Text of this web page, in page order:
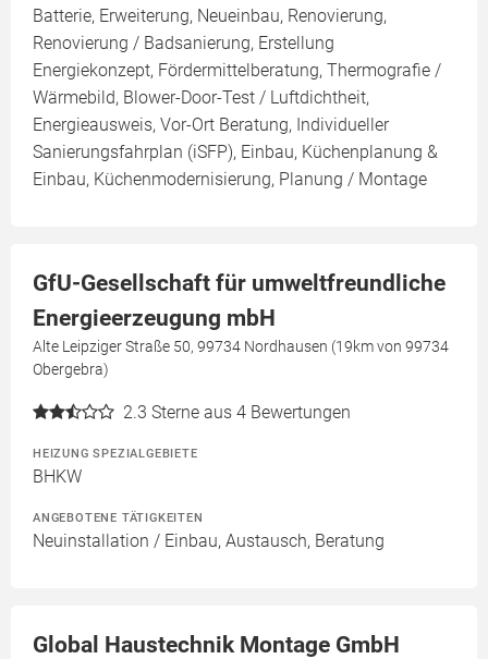
Batterie, Erweiterung, Neueinbau, Renovierung,
Renovierung / Badsanierung, Erstellung
Energiekonzept, Fördermittelberatung, Thermografie /
Wärmebild, Blower-Door-Test / Luftdichtheit,
Energieausweis, Vor-Ort Beratung, Individueller
Sanierungsfahrplan (iSFP), Einbau, Küchenplanung &
Einbau, Küchenmodernisierung, Planung / Montage
GfU-Gesellschaft für umweltfreundliche
Energieerzeugung mbH
Alte Leipziger Straße 50, 99734 Nordhausen (19km von 99734
Obergebra)
2.3 Sterne aus 4 Bewertungen
HEIZUNG SPEZIALGEBIETE
BHKW
ANGEBOTENE TÄTIGKEITEN
Neuinstallation / Einbau, Austausch, Beratung
Global Haustechnik Montage GmbH